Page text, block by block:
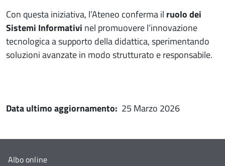
Con questa iniziativa, l’Ateneo conferma il ruolo dei
Sistemi Informativi nel promuovere l’innovazione
tecnologica a supporto della didattica, sperimentando
soluzioni avanzate in modo strutturato e responsabile.
Data ultimo aggiornamento: 25 Marzo 2026
Albo online